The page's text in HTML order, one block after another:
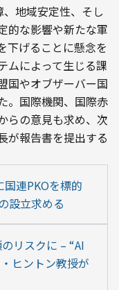
地域安定性、そし
的な影響や新たな軍
下げることに懸念を
ムによって生じる課
国やオブザーバー国
。国際機関、国際赤
らの意見も求め、次
が報告書を提出する
連PKOを標的
設立求める
リスクに – “AI
ヒントン教授が